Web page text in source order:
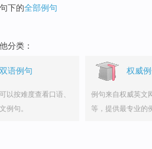
下的全部例句
分类：
双语例句
以按难度查看口语、
例句。
权威
例句来自权威英文
等，提供最专业的